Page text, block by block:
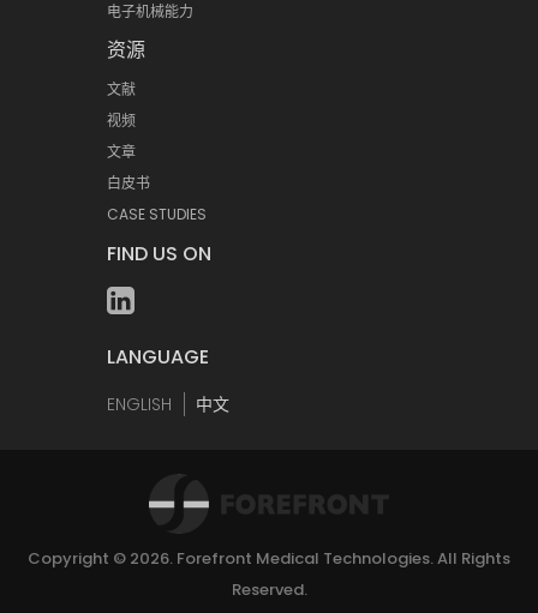
电子机械能力
资源
文献
视频
文章
白皮书
CASE STUDIES
FIND US ON
LANGUAGE
ENGLISH 中文
Copyright © 2026. Forefront Medical Technologies. All Rights
Reserved.